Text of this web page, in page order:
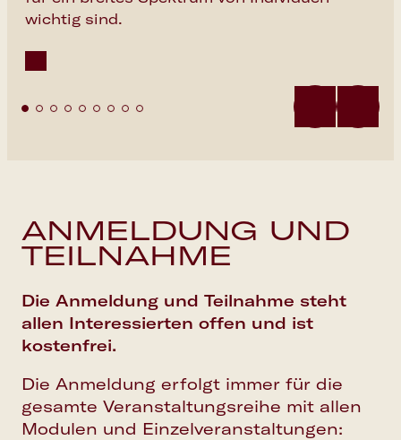
wichtig sind.
ANMELDUNG UND
TEILNAHME
Die Anmeldung und Teilnahme steht
allen Interessierten offen und ist
kostenfrei.
Die Anmeldung erfolgt immer für die
gesamte Veranstaltungsreihe mit allen
Modulen und Einzelveranstaltungen: